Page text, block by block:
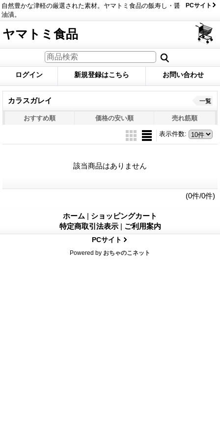
自然豊かな津軽の厳選された素材。ヤマトミ食品の飯寿し・醤
油漬。
PCサイト
ヤマトミ食品
ログイン 新規登録はこちら お問い合わせ
カラスガレイ 一覧
おすすめ順 価格の安い順 売れ筋順
表示件数:
該当商品はありません
(0件/0件)
ホーム | ショッピングカート
特定商取引法表示 | ご利用案内
PCサイト
Powered by おちゃのこネット